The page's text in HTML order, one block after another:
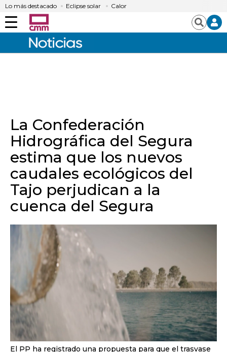
Lo más destacado Eclipse solar Calor
Menú Buscar
La Confederación
Hidrográfica del Segura
estima que los nuevos
caudales ecológicos del
Tajo perjudican a la
cuenca del Segura
El PP ha registrado una propuesta para que el trasvase